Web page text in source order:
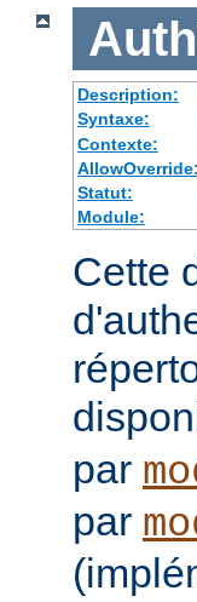
Description:
Syntaxe:
Contexte:
AllowOverride:
Statut:
Module:
Cette
par
par